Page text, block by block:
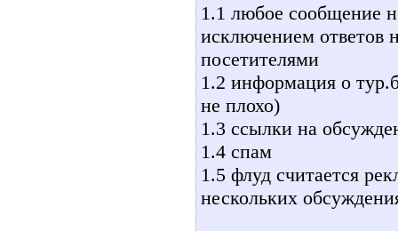
1.1 любое сообщение
исключением
посетителями
1.2 информация о
не плохо)
1.3 ссылки на
1.4 спам
1.5 флуд считается
нескольких